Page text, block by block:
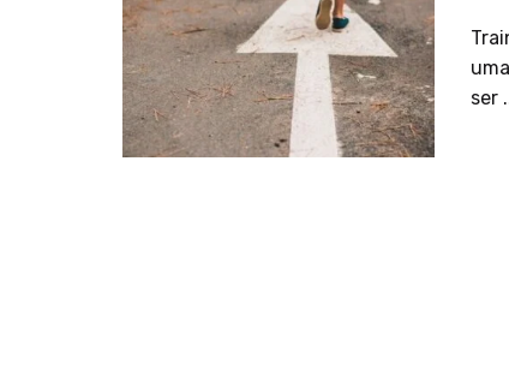
ser